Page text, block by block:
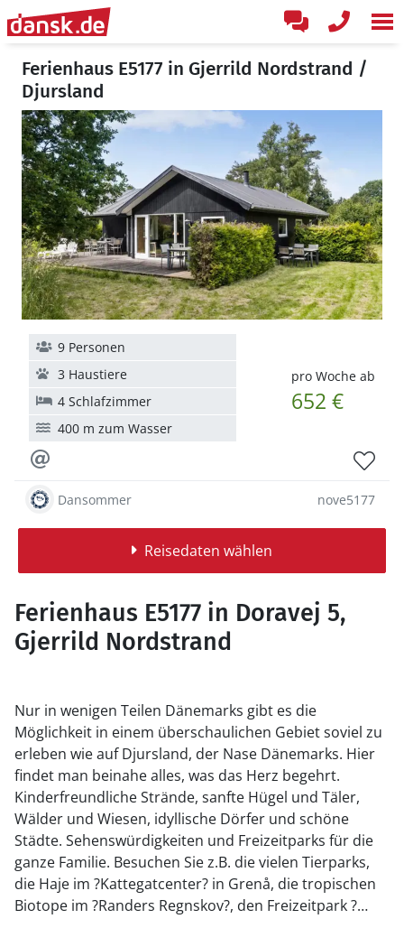
Ferienhaus E5177 in Gjerrild Nordstrand /
Djursland
pro Woche ab
652 €
9 Personen
3 Haustiere
4 Schlafzimmer
400 m zum Wasser
Dansommer nove5177
Reisedaten wählen
Ferienhaus E5177 in Doravej 5,
Gjerrild Nordstrand
Nur in wenigen Teilen Dänemarks gibt es die
Möglichkeit in einem überschaulichen Gebiet soviel zu
erleben wie auf Djursland, der Nase Dänemarks. Hier
findet man beinahe alles, was das Herz begehrt.
Kinderfreundliche Strände, sanfte Hügel und Täler,
Wälder und Wiesen, idyllische Dörfer und schöne
Städte. Sehenswürdigkeiten und Freizeitparks für die
ganze Familie. Besuchen Sie z.B. die vielen Tierparks,
die Haje im ?Kattegatcenter? in Grenå, die tropischen
Biotope im ?Randers Regnskov?, den Freizeitpark ?